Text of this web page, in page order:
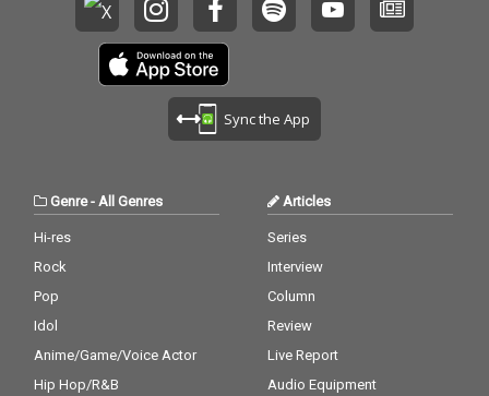
Sync the App
Genre-All Genres
Hi-res
Rock
Pop
Idol
Anime/Game/Voice Actor
Hip Hop/R&B
Articles
Series
Interview
Column
Review
Live Report
Audio Equipment